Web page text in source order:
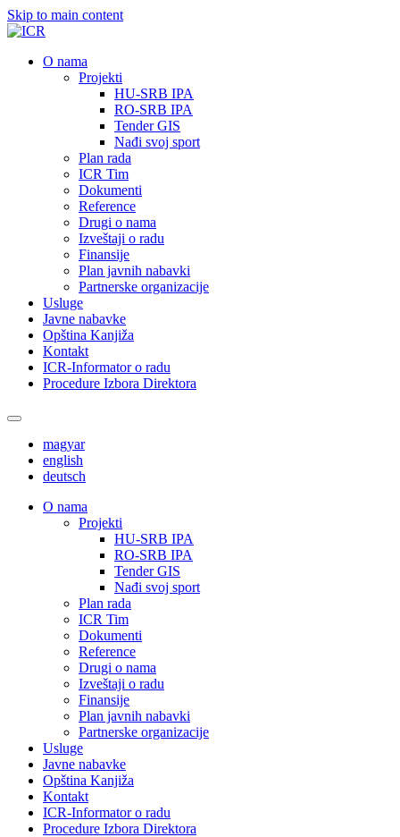
Skip to main content
О nama
Projekti
HU-SRB IPA
RO-SRB IPA
Tender GIS
Nađi svoj sport
Plan rada
ICR Tim
Dokumenti
Reference
Drugi o nama
Izveštaji o radu
Finansije
Plan javnih nabavki
Partnerske organizacije
Usluge
Javne nabavke
Opština Kanjiža
Kontakt
ICR-Informator o radu
Procedure Izbora Direktora
magyar
english
deutsch
О nama
Projekti
HU-SRB IPA
RO-SRB IPA
Tender GIS
Nađi svoj sport
Plan rada
ICR Tim
Dokumenti
Reference
Drugi o nama
Izveštaji o radu
Finansije
Plan javnih nabavki
Partnerske organizacije
Usluge
Javne nabavke
Opština Kanjiža
Kontakt
ICR-Informator o radu
Procedure Izbora Direktora